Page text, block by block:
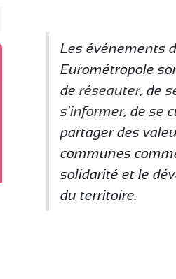
Les événements
Eurométropole
de réseauter, de
s'informer, de se
partager des
communes
solidarité et le
du territoire.